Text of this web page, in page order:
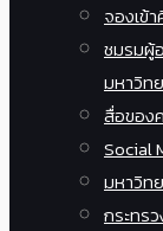
จองเข้
ชมรมผู้
มหาวิท
สื่อของ
Social
มหาวิท
กระทร